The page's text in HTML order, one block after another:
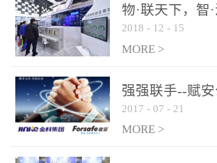
巨大的经济损失和社会影
响，基至还会造成人员伤
亡。图像型火灾探测器正
是针对这种高大空间建筑
物的消防设施、设备通过
现场图像的实时获取、预
处理和特征提取分析，实
现火焰的跟踪和识别。能
物·联天下，
赋安F&S 2018
满落幕
2018 - 12 - 15
MORE >
强强联手--赋
集团达成战略
2017 - 07 - 21
MORE >